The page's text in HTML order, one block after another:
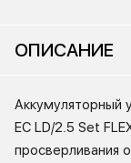
ОПИСАНИЕ
Аккумуляторный
EC LD/2.5 Set
просверливания